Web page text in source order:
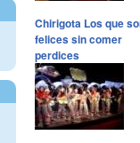
Chirigota Los que
felices sin comer
perdices